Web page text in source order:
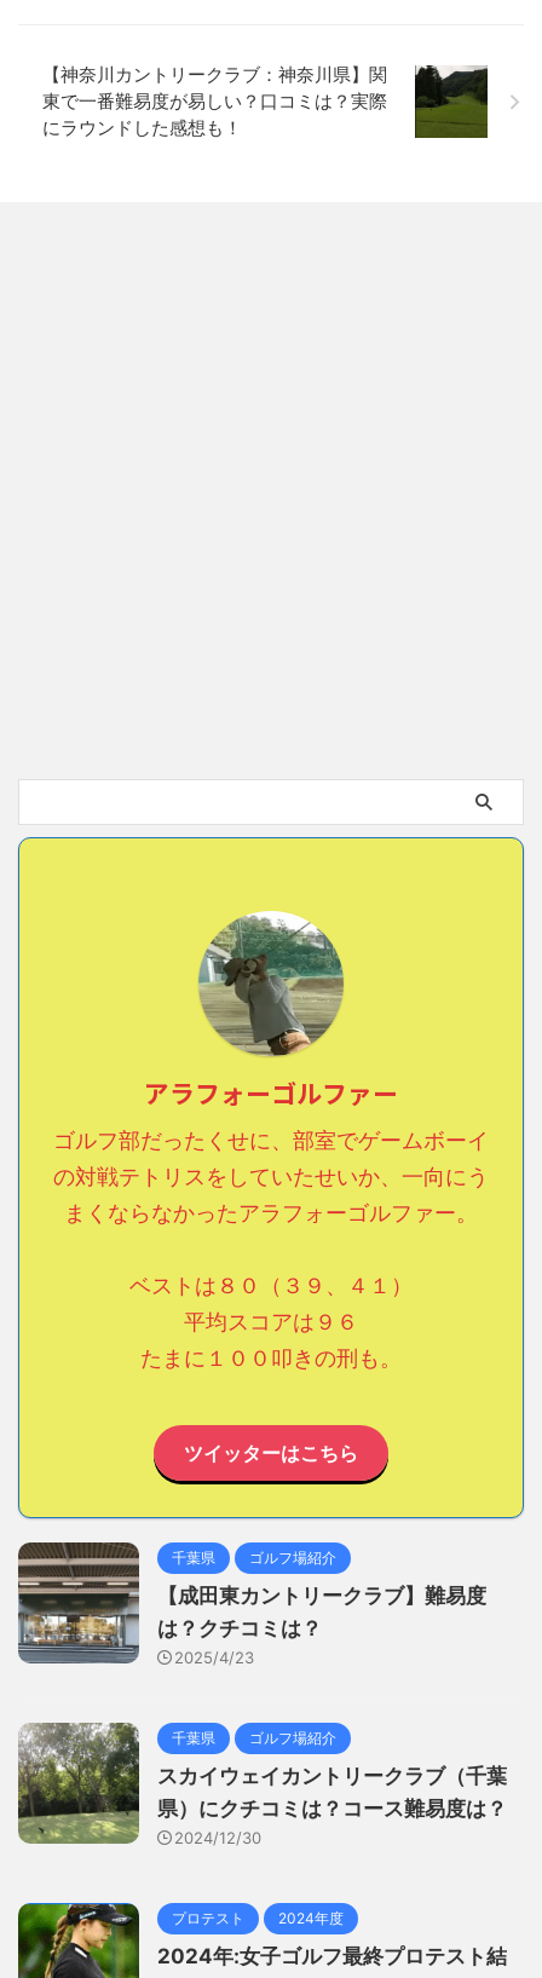
【神奈川カントリークラブ：神奈川県】関
東で一番難易度が易しい？口コミは？実際
にラウンドした感想も！
アラフォーゴルファー
ゴルフ部だったくせに、部室でゲームボーイ
の対戦テトリスをしていたせいか、一向にう
まくならなかったアラフォーゴルファー。
ベストは８０（３９、４１）
平均スコアは９６
たまに１００叩きの刑も。
ツイッターはこちら
千葉県 ゴルフ場紹介
【成田東カントリークラブ】難易度
は？クチコミは？
2025/4/23
千葉県 ゴルフ場紹介
スカイウェイカントリークラブ（千葉
県）にクチコミは？コース難易度は？
2024/12/30
プロテスト 2024年度
2024年:女子ゴルフ最終プロテスト結